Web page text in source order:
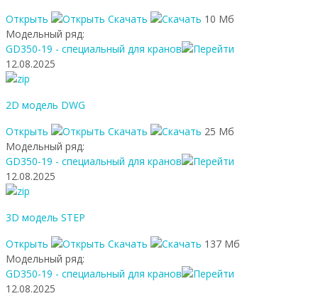
Открыть
Скачать
10 Мб
Модельный ряд:
GD350-19 - специальный для кранов
12.08.2025
2D модель DWG
Открыть
Скачать
25 Мб
Модельный ряд:
GD350-19 - специальный для кранов
12.08.2025
3D модель STEP
Открыть
Скачать
137 Мб
Модельный ряд:
GD350-19 - специальный для кранов
12.08.2025